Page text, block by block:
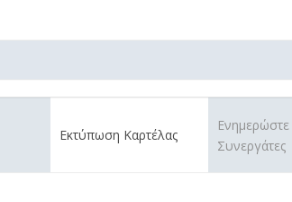
Εκτύπωση Καρτέλας
Ενημερώστε
Συνεργάτες